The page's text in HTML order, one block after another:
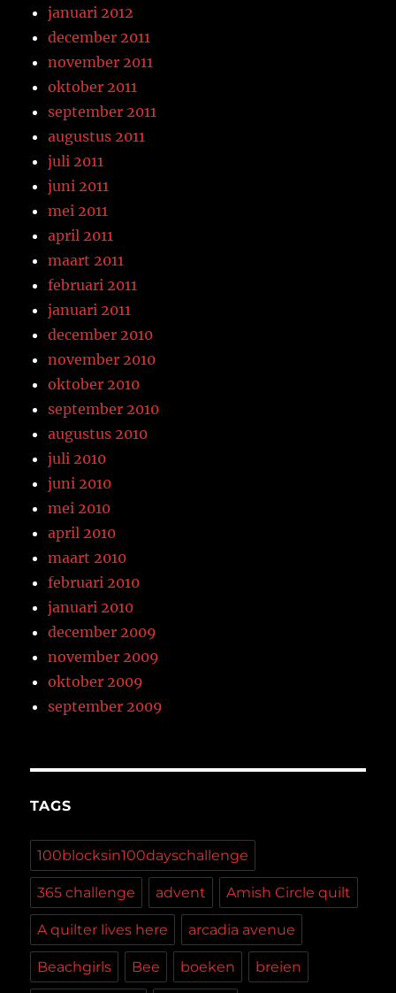
januari 2012
december 2011
november 2011
oktober 2011
september 2011
augustus 2011
juli 2011
juni 2011
mei 2011
april 2011
maart 2011
februari 2011
januari 2011
december 2010
november 2010
oktober 2010
september 2010
augustus 2010
juli 2010
juni 2010
mei 2010
april 2010
maart 2010
februari 2010
januari 2010
december 2009
november 2009
oktober 2009
september 2009
TAGS
100blocksin100dayschallenge
365 challenge advent Amish Circle quilt
A quilter lives here arcadia avenue
Beachgirls Bee boeken breien